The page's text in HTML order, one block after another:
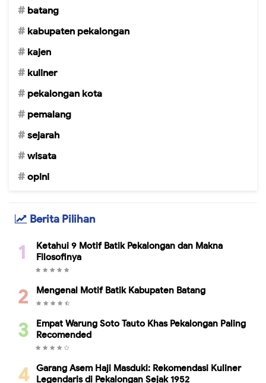
batang
kabupaten pekalongan
kajen
kuliner
pekalongan kota
pemalang
sejarah
wisata
opini
Berita Pilihan
Ketahui 9 Motif Batik Pekalongan dan Makna
Filosofinya
Mengenal Motif Batik Kabupaten Batang
Empat Warung Soto Tauto Khas Pekalongan Paling
Recomended
Garang Asem Haji Masduki: Rekomendasi Kuliner
Legendaris di Pekalongan Sejak 1952